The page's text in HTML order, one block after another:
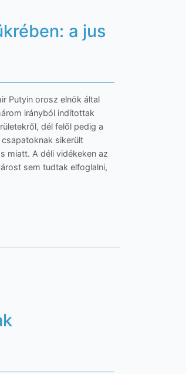
a jus
Putyin orosz elnök által
irányból indítottak
dél felől pedig a
sikerült
miatt. A déli vidékeken az
sem tudtak elfoglalni,